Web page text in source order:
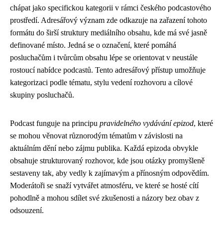
chápat jako specifickou kategorii v rámci českého podcastového
prostředí. Adresářový význam zde odkazuje na zařazení tohoto
formátu do širší struktury mediálního obsahu, kde má své jasně
definované místo. Jedná se o označení, které pomáhá
posluchačům i tvůrcům obsahu lépe se orientovat v neustále
rostoucí nabídce podcastů. Tento adresářový přístup umožňuje
kategorizaci podle tématu, stylu vedení rozhovoru a cílové
skupiny posluchačů.
Podcast funguje na principu pravidelného vydávání epizod, které
se mohou věnovat různorodým tématům v závislosti na
aktuálním dění nebo zájmu publika. Každá epizoda obvykle
obsahuje strukturovaný rozhovor, kde jsou otázky promyšleně
sestaveny tak, aby vedly k zajímavým a přínosným odpovědím.
Moderátoři se snaží vytvářet atmosféru, ve které se hosté cítí
pohodlně a mohou sdílet své zkušenosti a názory bez obav z
odsouzení.